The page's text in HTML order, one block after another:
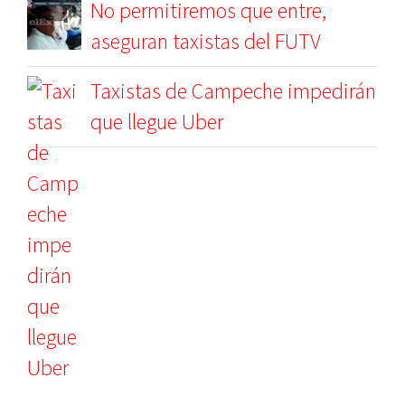
No permitiremos que entre,
aseguran taxistas del FUTV
Taxistas de Campeche impedirán
que llegue Uber